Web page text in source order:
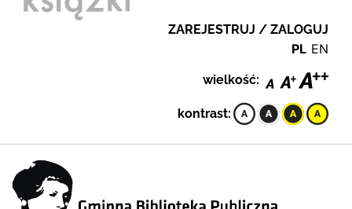
ZAREJESTRUJ / ZALOGUJ
PL EN
wielkość:
kontrast: